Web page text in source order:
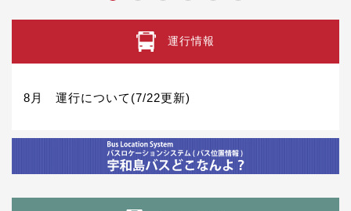
運行情報
8月 運行について(7/22更新)